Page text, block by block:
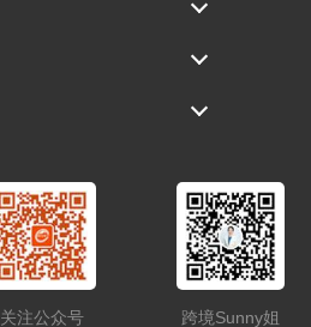
关注公众号 跨境Sunny姐